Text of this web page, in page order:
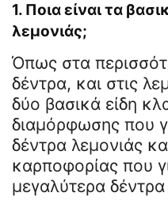
1. Ποια είναι τα
λεμονιάς;
Όπως στα
δέντρα, και στις
δύο βασικά είδη
διαμόρφωσης που
δέντρα λεμονιάς
καρποφορίας που
μεγαλύτερα